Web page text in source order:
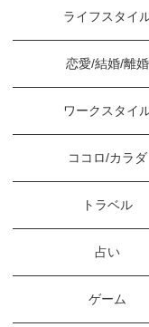
ライフスタイ
恋愛/結婚/離婚
ワークスタイ
ココロ/カラダ
トラベル
占い
ゲーム